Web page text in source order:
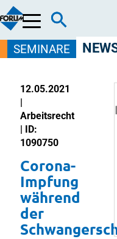
Menü
SEMINARE
12.05.2021
|
Arbeitsrecht
| ID:
1090750
Corona-
Impfung
während
der